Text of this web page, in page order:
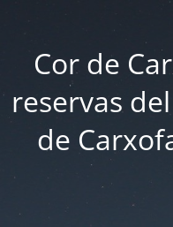
Cor de
reservas
de